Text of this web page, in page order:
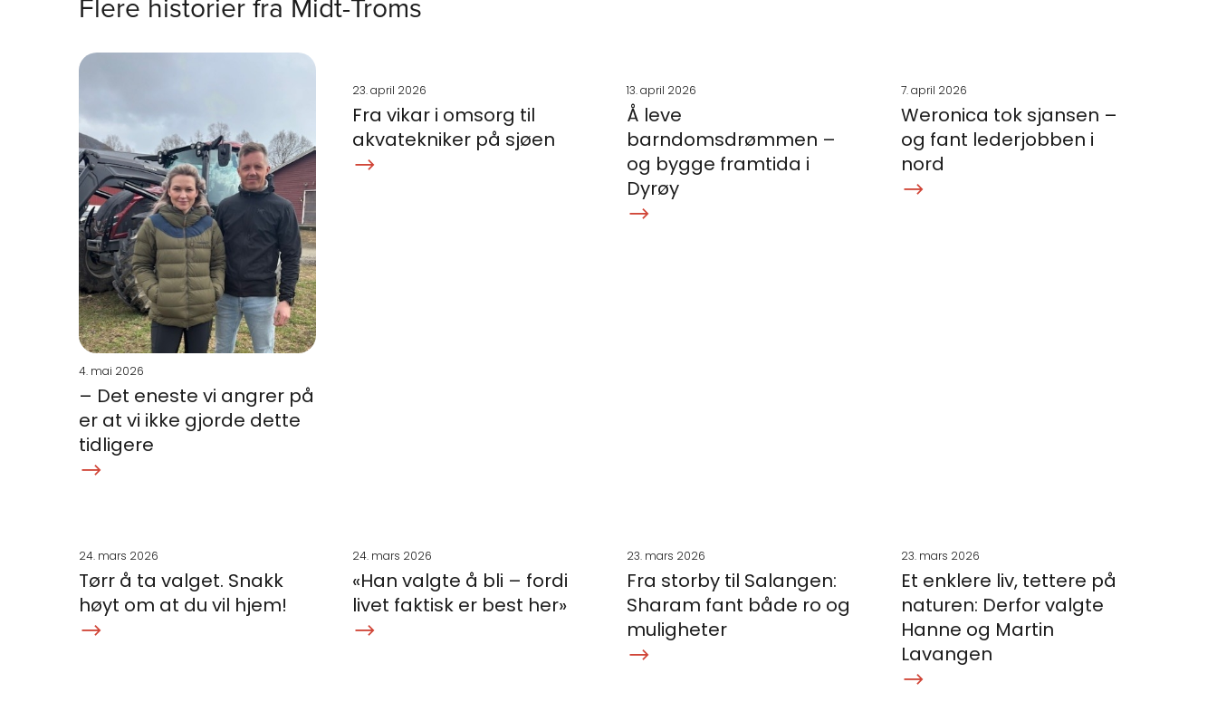
4. mai 2026
– Det eneste vi angrer på
er at vi ikke gjorde dette
tidligere
23. april 2026
Fra vikar i omsorg til
akvatekniker på sjøen
13. april 2026
Å leve
barndomsdrømmen –
og bygge framtida i
Dyrøy
7. april 2026
Weronica tok sjansen –
og fant lederjobben i
nord
24. mars 2026
Tørr å ta valget. Snakk
høyt om at du vil hjem!
24. mars 2026
«Han valgte å bli – fordi
livet faktisk er best her»
23. mars 2026
Fra storby til Salangen:
Sharam fant både ro og
muligheter
23. mars 2026
Et enklere liv, tettere på
naturen: Derfor valgte
Hanne og Martin
Lavangen